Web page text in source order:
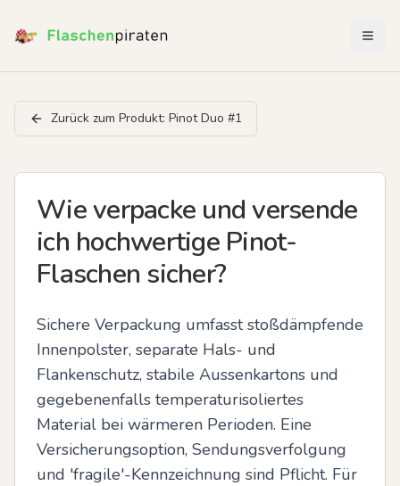
Zurück zum Produkt: Pinot Duo #1
Wie verpacke und versende
ich hochwertige Pinot-
Flaschen sicher?
Sichere Verpackung umfasst stoßdämpfende
Innenpolster, separate Hals- und
Flankenschutz, stabile Aussenkartons und
gegebenenfalls temperaturisoliertes
Material bei wärmeren Perioden. Eine
Versicherungsoption, Sendungsverfolgung
und 'fragile'-Kennzeichnung sind Pflicht. Für